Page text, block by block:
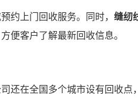
约上门回收服务。同时， 缝纫
便客户了解最新回收信息。
还在全国多个城市设有回收